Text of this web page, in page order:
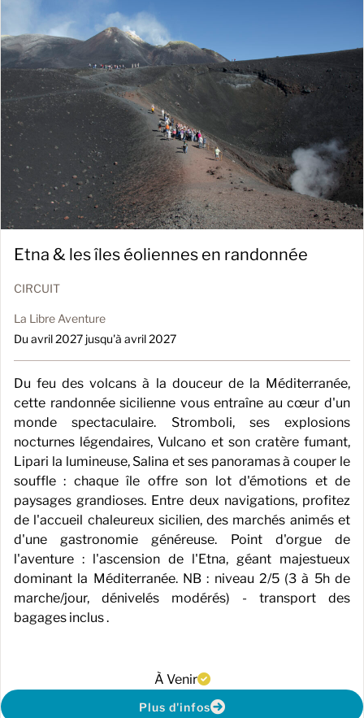
Etna & les îles éoliennes en randonnée
CIRCUIT
La Libre Aventure
Du avril 2027 jusqu'à avril 2027
Du feu des volcans à la douceur de la Méditerranée,
cette randonnée sicilienne vous entraîne au cœur d'un
monde spectaculaire. Stromboli, ses explosions
nocturnes légendaires, Vulcano et son cratère fumant,
Lipari la lumineuse, Salina et ses panoramas à couper le
souffle : chaque île offre son lot d'émotions et de
paysages grandioses. Entre deux navigations, profitez
de l'accueil chaleureux sicilien, des marchés animés et
d'une gastronomie généreuse. Point d'orgue de
l'aventure : l'ascension de l'Etna, géant majestueux
dominant la Méditerranée. NB : niveau 2/5 (3 à 5h de
marche/jour, dénivelés modérés) - transport des
bagages inclus .
À Venir
Plus d'infos